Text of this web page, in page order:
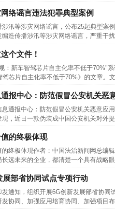
络谣言违法犯罪典型案例
涉汛等涉灾网络谣言，公布25起典型
造传播涉汛等涉灾网络谣言，严重干
个文件！
新车智驾芯片自主化率不低于
驾芯片自主化率不低于70%》的文章。
报中心：防范假冒公安机关恶
通报中心：防范假冒公安机关恶意
，近日一款伪装成中国公安机关对外
的终极体现
的终极体现作者：中国法治新闻网总
远未来的企业，都清楚一个具有战略
部省协同试点专项行动
知，组织开展6G创新发展部省协同
协同、加强应用培育协同、加强项目